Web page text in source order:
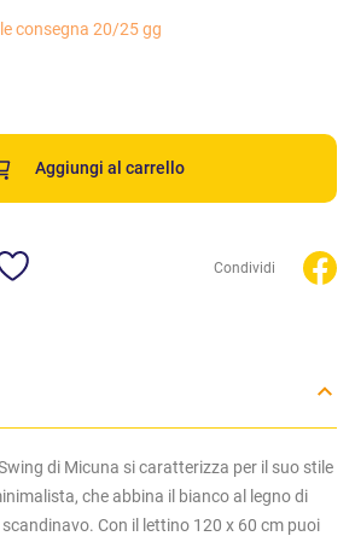
consegna 20/25 gg
Aggiungi al carrello
Condividi
di Micuna si caratterizza per il suo stile
che abbina il bianco al legno di
Con il lettino 120 x 60 cm puoi